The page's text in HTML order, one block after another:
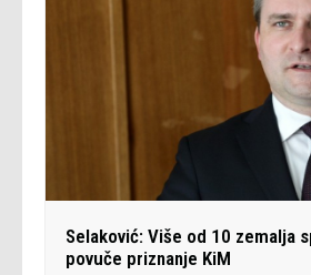
Selaković: Više od 10 zemalja
povuče priznanje KiM